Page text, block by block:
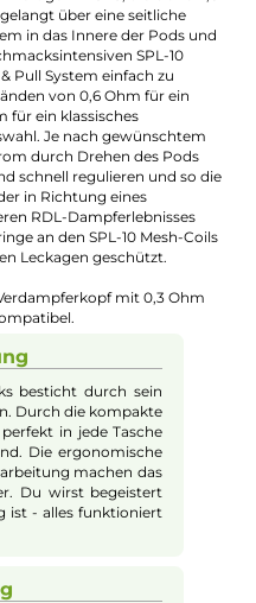
Kit
Feelin Pod Kit von Nevoks
auch in kleine Taschen und
durch seine einfache und
Mit acht schicken
verarbeitete Kit nicht
weiß auch erfahrene
Vorzügen zu begeistern.
Akku erreicht der
zwischen 10 und 22
Über den USB Typ-C
mit bis zu 5 V / 1,5 A
Zwangspausen beim
gedrückt werden. Dieser
einfach per E-Mail:
senden